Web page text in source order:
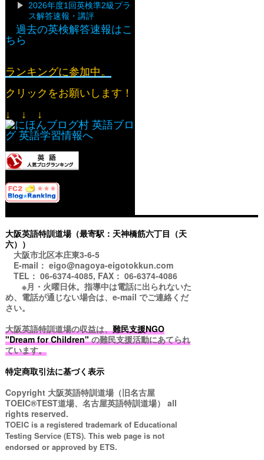
2026年度1回英検準2級プラ
ス解答速報・講評
過去の英検解答速報はこ
ちら
ランキングに参加中。
クリックをお願いします！
↓ ↓ ↓
大阪英語特訓道場（最寄駅：天神橋筋六丁目（天
六））
大阪市北区本庄東3-6-5
E-mail： eigo@nagoya-eigotokkun.com
TEL： 06-6374-4085, FAX： 06-6374-4086
※月・火曜日休。指導中は電話に出られないた
め、電話が通じない場合は、e-mail でご連絡くだ
さい。
大阪英語特訓道場の収益は、難民支援NGO
"Dream for Children"の難民支援活動にあてられ
ています。
特定商取引法に基づく表示
Copyright 大阪英語特訓道場（旧名古屋
TOEIC®TEST道場、名古屋英語特訓道場） all
rights reserved.
TOEIC is a registered trademark of Educational
Testing Service (ETS). This web page is not
endorsed or approved by ETS.